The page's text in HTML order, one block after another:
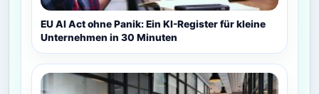
EU AI Act ohne Panik: Ein KI-Register für kleine
Unternehmen in 30 Minuten